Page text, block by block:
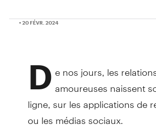
• 20 FÉVR. 2024
De nos jours, les
amoureuses naissent
ligne, sur les applications de
ou les médias sociaux.